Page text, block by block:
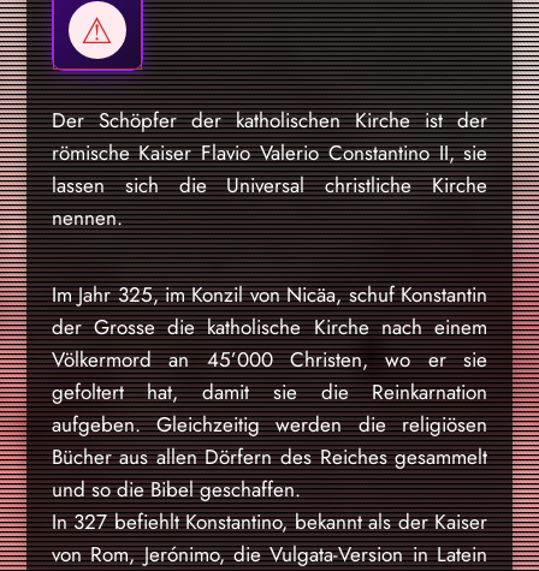
Der Schöpfer der katholischen Kirche ist der
römische Kaiser Flavio Valerio Constantino II, sie
lassen sich die Universal christliche Kirche
nennen.
Im Jahr 325, im Konzil von Nicäa, schuf Konstantin
der Grosse die katholische Kirche nach einem
Völkermord an 45’000 Christen, wo er sie
gefoltert hat, damit sie die Reinkarnation
aufgeben. Gleichzeitig werden die religiösen
Bücher aus allen Dörfern des Reiches gesammelt
und so die Bibel geschaffen.
In 327 befiehlt Konstantino, bekannt als der Kaiser
von Rom, Jerónimo, die Vulgata-Version in Latein